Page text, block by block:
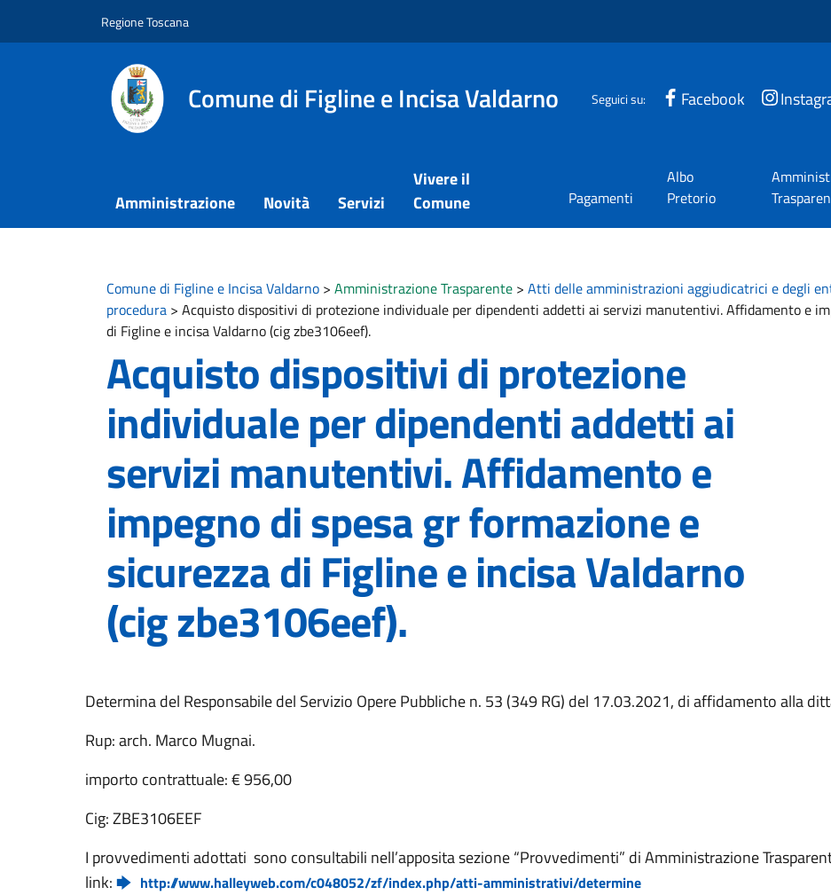
Regione Toscana
Comune di Figline e Incisa Valdarno Seguici su: Facebook
Amministrazione Novità Servizi
Vivere il
Comune
Pagamenti
Albo
Pretorio
Comune di Figline e Incisa Valdarno > Amministrazione Trasparente > Atti delle amministrazioni aggiudicatrici e degli
procedura > Acquisto dispositivi di protezione individuale per dipendenti addetti ai servizi manutentivi. Affidamento e
di Figline e incisa Valdarno (cig zbe3106eef).
Acquisto dispositivi di protezione
individuale per dipendenti addetti ai
servizi manutentivi. Affidamento e
impegno di spesa gr formazione e
sicurezza di Figline e incisa Valdarno
(cig zbe3106eef).
Determina del Responsabile del Servizio Opere Pubbliche n. 53 (349 RG) del 17.03.2021, di affidamento alla
Rup: arch. Marco Mugnai.
importo contrattuale: € 956,00
Cig: ZBE3106EEF
I provvedimenti adottati sono consultabili nell’apposita sezione “Provvedimenti” di Amministrazione
link:
http://www.halleyweb.com/c048052/zf/index.php/atti-amministrativi/determine